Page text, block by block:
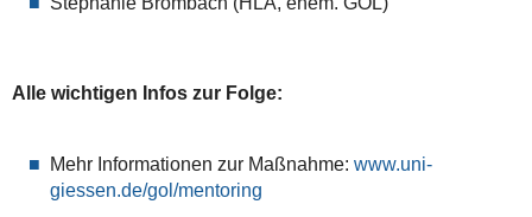
Alle wichtigen Infos zur Folge:
Mehr Informationen zur Maßnahme: www.uni-
giessen.de/gol/mentoring